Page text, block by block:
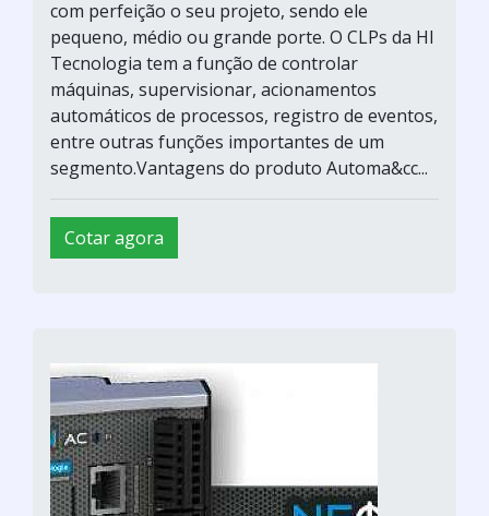
com perfeição o seu projeto, sendo ele
pequeno, médio ou grande porte. O CLPs da HI
Tecnologia tem a função de controlar
máquinas, supervisionar, acionamentos
automáticos de processos, registro de eventos,
entre outras funções importantes de um
segmento.Vantagens do produto Automa&cc...
Cotar agora